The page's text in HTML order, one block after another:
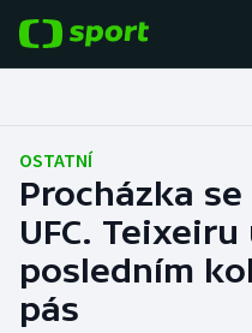
Fotbal
Hokej
Tenis
Atletika
OSTATNÍ
Procházka
UFC.
posledním
pás